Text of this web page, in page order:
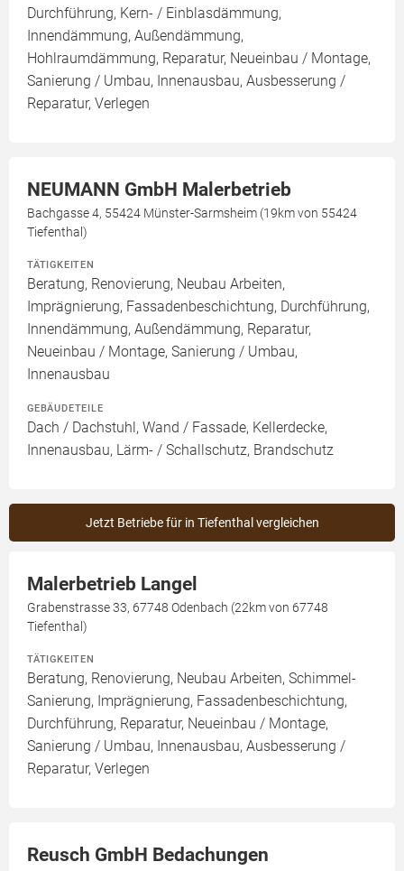
Durchführung, Kern- / Einblasdämmung,
Innendämmung, Außendämmung,
Hohlraumdämmung, Reparatur, Neueinbau / Montage,
Sanierung / Umbau, Innenausbau, Ausbesserung /
Reparatur, Verlegen
NEUMANN GmbH Malerbetrieb
Bachgasse 4, 55424 Münster-Sarmsheim (19km von 55424
Tiefenthal)
TÄTIGKEITEN
Beratung, Renovierung, Neubau Arbeiten,
Imprägnierung, Fassadenbeschichtung, Durchführung,
Innendämmung, Außendämmung, Reparatur,
Neueinbau / Montage, Sanierung / Umbau,
Innenausbau
GEBÄUDETEILE
Dach / Dachstuhl, Wand / Fassade, Kellerdecke,
Innenausbau, Lärm- / Schallschutz, Brandschutz
Jetzt Betriebe für in Tiefenthal vergleichen
Malerbetrieb Langel
Grabenstrasse 33, 67748 Odenbach (22km von 67748
Tiefenthal)
TÄTIGKEITEN
Beratung, Renovierung, Neubau Arbeiten, Schimmel-
Sanierung, Imprägnierung, Fassadenbeschichtung,
Durchführung, Reparatur, Neueinbau / Montage,
Sanierung / Umbau, Innenausbau, Ausbesserung /
Reparatur, Verlegen
Reusch GmbH Bedachungen